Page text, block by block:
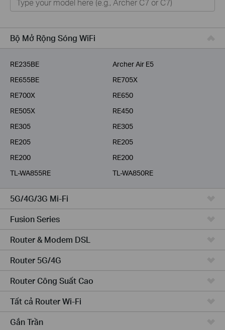
Nhà Thông Minh
Giải Pháp Doanh Nghiệp
Dịch Vụ Viễn Thông
Bộ Mở Rộng Sóng WiFi
RE235BE
Archer Air E5
RE655BE
RE705X
RE700X
RE650
RE505X
RE450
RE305
RE305
RE205
RE205
RE200
RE200
TL-WA855RE
TL-WA850RE
5G/4G/3G Mi-Fi
Fusion Series
Router & Modem DSL
Router 5G/4G
Router Công Suất Cao
Tất cả Router Wi-Fi
Gắn Trần